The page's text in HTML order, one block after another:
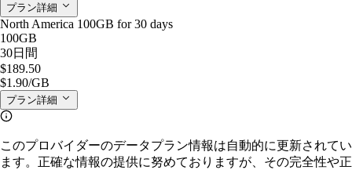
プラン詳細
North America 100GB for 30 days
100GB
30日間
$189.50
$1.90/GB
プラン詳細
このプロバイダーのデータプラン情報は自動的に更新されてい
ます。正確な情報の提供に努めておりますが、その完全性や正